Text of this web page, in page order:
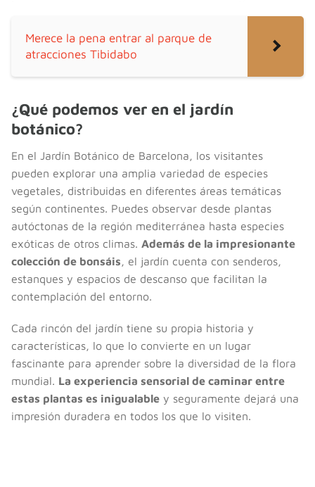
Merece la pena entrar al parque de
atracciones Tibidabo
¿Qué podemos ver en el jardín
botánico?
En el Jardín Botánico de Barcelona, los visitantes
pueden explorar una amplia variedad de especies
vegetales, distribuidas en diferentes áreas temáticas
según continentes. Puedes observar desde plantas
autóctonas de la región mediterránea hasta especies
exóticas de otros climas. Además de la impresionante
colección de bonsáis, el jardín cuenta con senderos,
estanques y espacios de descanso que facilitan la
contemplación del entorno.
Cada rincón del jardín tiene su propia historia y
características, lo que lo convierte en un lugar
fascinante para aprender sobre la diversidad de la flora
mundial. La experiencia sensorial de caminar entre
estas plantas es inigualable y seguramente dejará una
impresión duradera en todos los que lo visiten.